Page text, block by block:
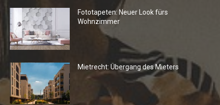
Fototapeten: Neuer Look fürs
Wohnzimmer
Mietrecht: Übergang des Mieters